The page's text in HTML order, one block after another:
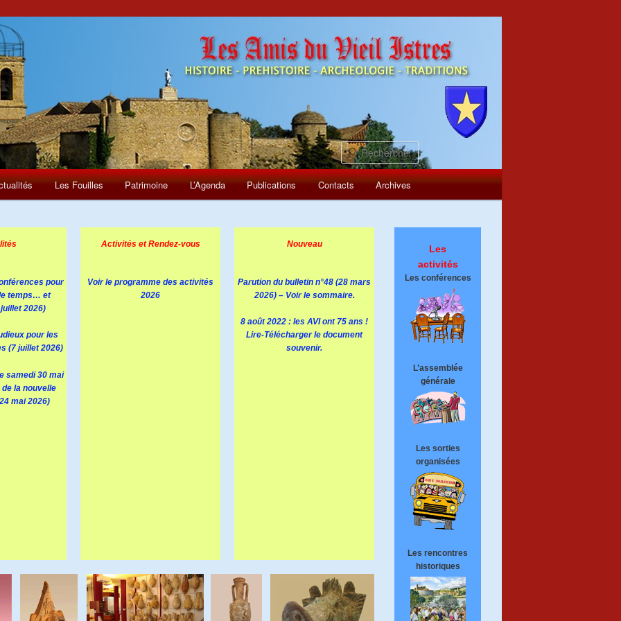
Recherche
Les Fouilles Patrimoine L’Agenda Publications Contacts Archives
Les
activités
Les conférences
L’assemblée
générale
Les sorties
organisées
Les rencontres
historiques
Activités et Rendez-vous Nouveau
pour
temps… et
2026)
pour les
(7 juillet 2026)
samedi 30 mai
la nouvelle
mai 2026)
Voir le programme des activités
2026
Parution du bulletin n°48 (28 mars
2026) – Voir le sommaire.
8 août 2022 : les AVI ont 75 ans !
Lire-Télécharger le document
souvenir.